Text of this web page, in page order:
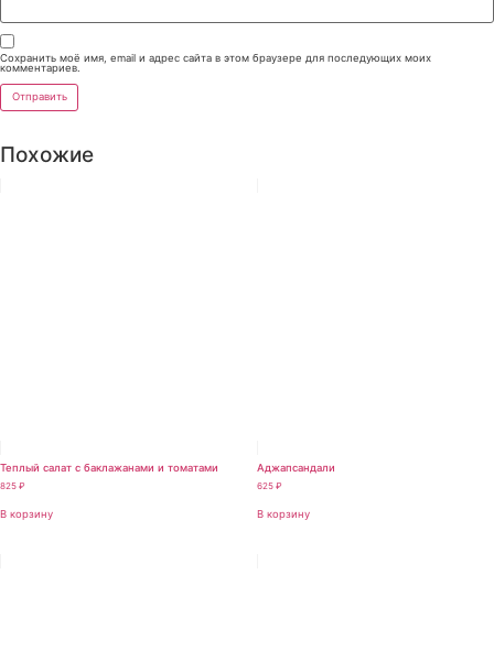
Сохранить моё имя, email и адрес сайта в этом браузере для последующих моих
комментариев.
Похожие
Теплый салат с баклажанами и томатами
825 ₽
В корзину
Аджапсандали
625 ₽
В корзину